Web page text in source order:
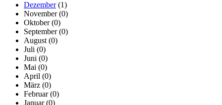
Dezember (1)
November(0)
Oktober(0)
September(0)
August (0)
Juli (0)
Juni (0)
Mai (0)
April (0)
März (0)
Februar(0)
Januar(0)